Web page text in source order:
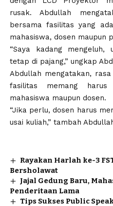
rusak. Abdullah
bersama fasilitas yang
mahasiswa, dosen maupun
“Saya kadang
tetap di pajang,” ungkap
Abdullah mengatakan,
fasilitas memang
mahasiswa maupun dosen.
“Jika perlu, dosen harus
usai kuliah,” tambah
Rayakan Harlah ke-3
Bersholawat
Jajal Gedung Baru,
Penderitaan Lama
Tips Sukses Public